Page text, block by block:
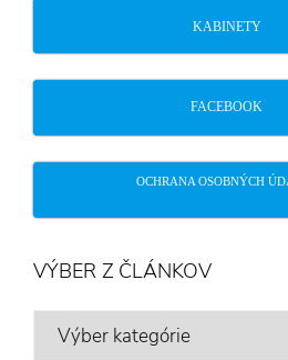
KABINETY
FACEBOOK
OCHRANA OSOBNÝCH
VÝBER Z ČLÁNKOV
VÝBER